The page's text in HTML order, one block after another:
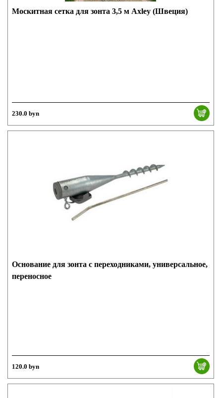
Москитная сетка для зонта 3,5 м Axley (Швеция)
230.0 byn
Основание для зонта с переходниками, универсальное,
переносное
120.0 byn